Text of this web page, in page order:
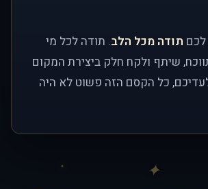
לכם תודה מכל הלב. תודה לכל מי
שיתף ולקח חלק ביצירת המקום
כל הקסם הזה פשוט לא היה